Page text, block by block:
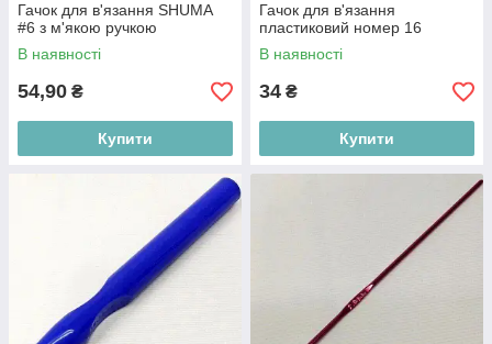
Гачок для в'язання SHUMA
#6 з м'якою ручкою
В наявності
54,90 ₴
Купити
Гачок для в'язання
пластиковий номер 16
В наявності
34 ₴
Купити